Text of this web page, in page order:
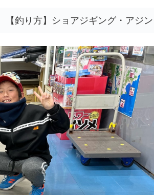
【釣り方】ショアジギング・アジ